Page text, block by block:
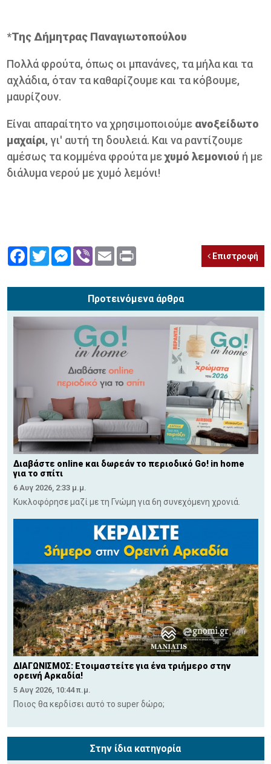
*Της Δήμητρας Παναγιωτοπούλου
Πολλά φρούτα, όπως οι μπανάνες, τα μήλα και τα
αχλάδια, όταν τα καθαρίζουμε και τα κόβουμε,
μαυρίζουν.
Είναι απαραίτητο να χρησιμοποιούμε ανοξείδωτο
μαχαίρι, γι' αυτή τη δουλειά. Και να ραντίζουμε
αμέσως τα κομμένα φρούτα μεχυμό λεμονιού ή με
διάλυμα νερού με χυμό λεμόνι!
FacebookTwitterMessenger
Viber Email Επιστροφή
Προτεινόμενα άρθρα
Διαβάστε online και δωρεάν το περιοδικό Go! in home
για το σπίτι
6 Αυγ 2026, 2:33 μ.μ.
Κυκλοφόρησε μαζί με τη Γνώμη για 6η συνεχόμενη χρονιά.
ΔΙΑΓΩΝΙΣΜΟΣ: Ετοιμαστείτε για ένα τριήμερο στην
ορεινή Αρκαδία!
5 Αυγ 2026, 10:44 π.μ.
Ποιος θα κερδίσει αυτό το super δώρο;
Στην ίδια κατηγορία